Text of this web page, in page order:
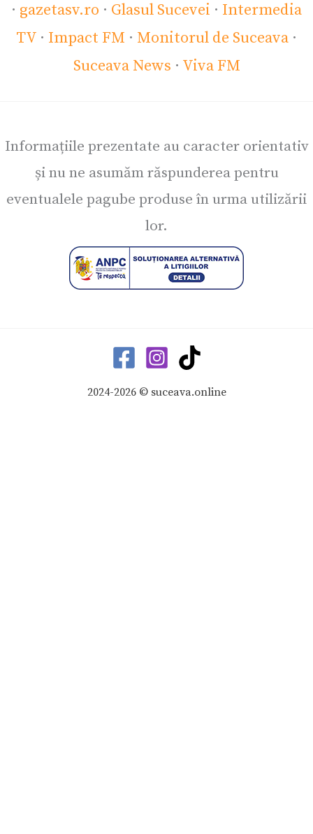
· gazetasv.ro · Glasul Sucevei · Intermedia
TV · Impact FM · Monitorul de Suceava ·
Suceava News · Viva FM
Informațiile prezentate au caracter orientativ
și nu ne asumăm răspunderea pentru
eventualele pagube produse în urma utilizării
lor.
2024-2026 © suceava.online